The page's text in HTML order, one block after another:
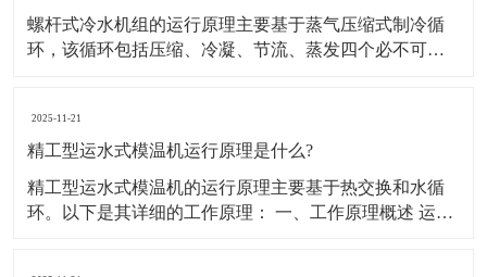
螺杆式冷水机组的运行原理主要基于蒸气压缩式制冷循
环，该循环包括压缩、冷凝、节流、蒸发四个必不可少
电动机）通过压缩机叶轮对其施加能量，使制冷剂蒸汽
的压力提高并进入冷凝器。与此同时，制冷剂蒸汽
2025-11-21
精工型运水式模温机运行原理是什么?
精工型运水式模温机的运行原理主要基于热交换和水循
环。以下是其详细的工作原理： 一、工作原理概述 运水